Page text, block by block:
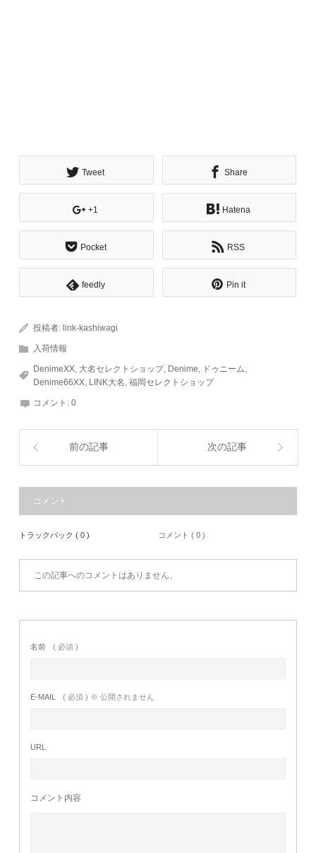
Tweet Share
+1 Hatena
Pocket RSS
feedly Pin it
投稿者: link-kashiwagi
入荷情報
DenimeXX, 大名セレクトショップ, Denime, ドゥニーム,
Denime66XX, LINK大名 ,福岡セレクトショップ
コメント:0
前の記事 次の記事
コメント
トラックバック ( 0 ) コメント ( 0 )
この記事へのコメントはありません。
名前 ( 必須 )
E-MAIL ( 必須 ) ※ 公開されません
URL
コメント内容